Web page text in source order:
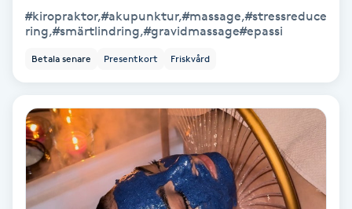
Mesoterapi
MicroPen
Microshading
Mixfransar
#kiropraktor,#akupunktur,#massage,#stressreduce
ring,#smärtlindring,#gravidmassage#epassi
Betala senare Presentkort Friskvård